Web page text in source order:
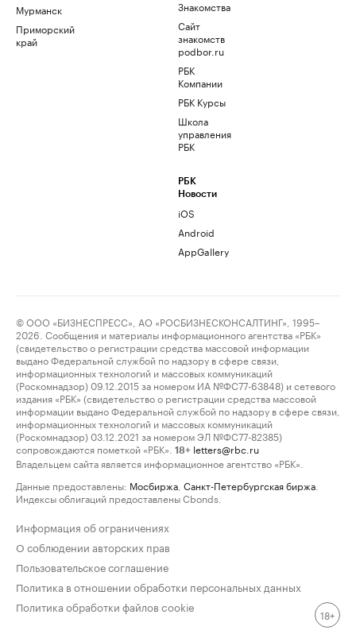
Мурманск
Приморский
край
Знакомства
Сайт
знакомств
podbor.ru
РБК
Компании
РБК Курсы
Школа
управления
РБК
РБК
Новости
iOS
Android
AppGallery
© ООО «БИЗНЕСПРЕСС», АО «РОСБИЗНЕСКОНСАЛТИНГ», 1995–
2026. Сообщения и материалы информационного агентства «РБК»
(свидетельство о регистрации средства массовой информации
выдано Федеральной службой по надзору в сфере связи,
информационных технологий и массовых коммуникаций
(Роскомнадзор) 09.12.2015 за номером ИА №ФС77-63848) и сетевого
издания «РБК» (свидетельство о регистрации средства массовой
информации выдано Федеральной службой по надзору в сфере связи,
информационных технологий и массовых коммуникаций
(Роскомнадзор) 03.12.2021 за номером ЭЛ №ФС77-82385)
сопровождаются пометкой «РБК».
18+ letters@rbc.ru
Владельцем сайта является информационное агентство «РБК».
Данные предоставлены: Мосбиржа Санкт-Петербургская биржа
Индексы облигаций предоставлены Cbonds.
Информация об ограничениях
О соблюдении авторских прав
Пользовательское соглашение
Политика в отношении обработки персональных данных
Политика обработки файлов cookie
18+